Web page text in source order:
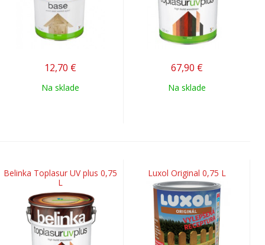
12,70 €
Na sklade
67,90 €
Na sklade
Belinka Toplasur UV plus 0,75
L
Luxol Original 0,75 L